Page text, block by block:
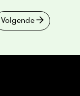
Volgende